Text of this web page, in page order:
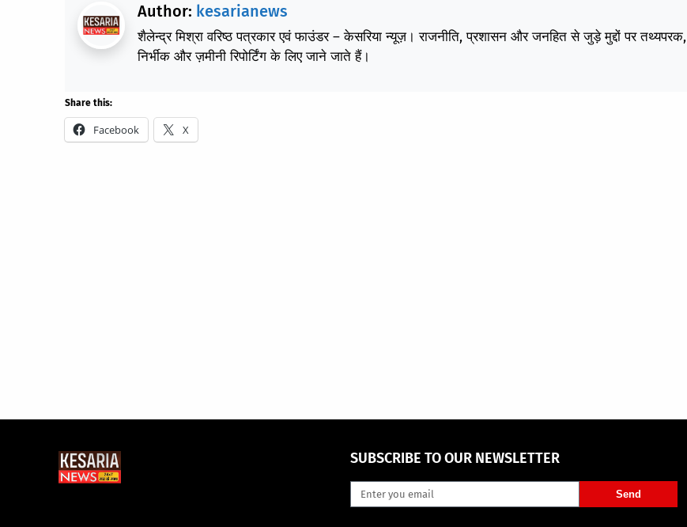
Author: kesarianews
शैलेन्द्र मिश्रा वरिष्ठ पत्रकार एवं फाउंडर – केसरिया न्यूज़। राजनीति, प्रशासन और जनहित से जुड़े मुद्दों पर तथ्यपरक,
निर्भीक और ज़मीनी रिपोर्टिंग के लिए जाने जाते हैं।
Share this:
Facebook X
SUBSCRIBE TO OUR NEWSLETTER
Send